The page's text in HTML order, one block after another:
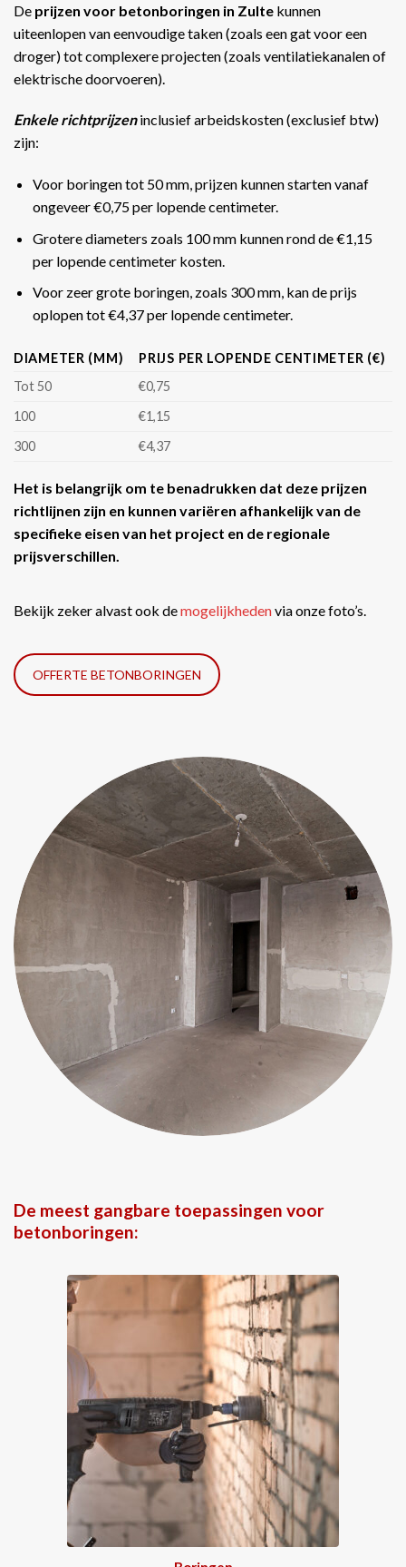
De prijzen voor betonboringen in Zulte kunnen
uiteenlopen van eenvoudige taken (zoals een gat voor een
droger) tot complexere projecten (zoals ventilatiekanalen of
elektrische doorvoeren).
Enkele richtprijzeninclusief arbeidskosten (exclusief btw)
zijn:
Voor boringen tot 50 mm, prijzen kunnen starten vanaf
ongeveer €0,75 per lopende centimeter.
Grotere diameters zoals 100 mm kunnen rond de €1,15
per lopende centimeter kosten.
Voor zeer grote boringen, zoals 300 mm, kan de prijs
oplopen tot €4,37 per lopende centimeter​​.
DIAMETER (MM)
PRIJS PER LOPENDE CENTIMETER (€)
Tot 50
€0,75
100
€1,15
300
€4,37
Het is belangrijk om te benadrukken dat deze prijzen
richtlijnen zijn en kunnen variëren afhankelijk van de
specifieke eisen van het project en de regionale
prijsverschillen.
Bekijk zeker alvast ook demogelijkhedenvia onze foto’s.
OFFERTE BETONBORINGEN
De meest gangbare toepassingen voor
betonboringen: